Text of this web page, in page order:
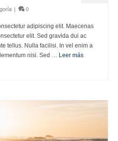
| 0
adipiscing elit. Maecenas
elit. Sed gravida dui ac
tellus. Nulla facilisi. In vel enim a
nisi. Sed … Leer más